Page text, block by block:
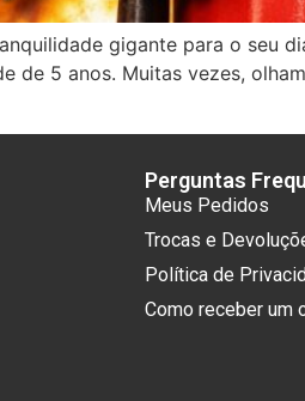
gigante para o seu
de 5 anos. Muitas vezes,
Perguntas
Meus Pedidos
Trocas e
Política de
Como receber um